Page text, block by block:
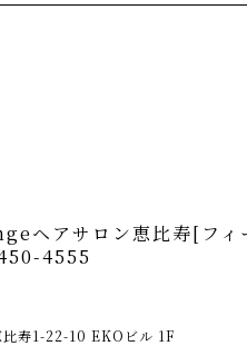
ヘアサロン恵比寿[フィ
4555
比寿1-22-10 EKOビル 1F